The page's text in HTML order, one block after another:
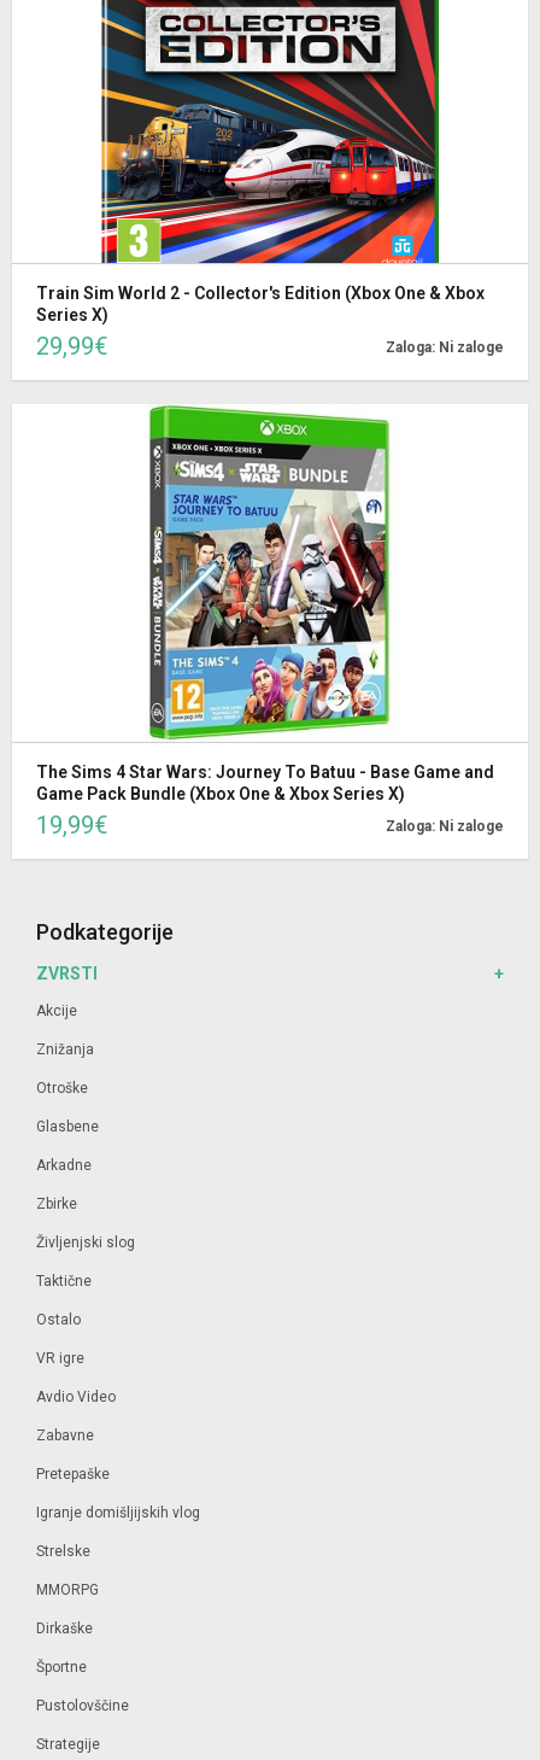
Train Sim World 2 - Collector's Edition (Xbox One & Xbox
Series X)
29,99€ Zaloga: Ni zaloge
The Sims 4 Star Wars: Journey To Batuu - Base Game and
Game Pack Bundle (Xbox One & Xbox Series X)
19,99€ Zaloga: Ni zaloge
Podkategorije
ZVRSTI
Akcije
Znižanja
Otroške
Glasbene
Arkadne
Zbirke
Življenjski slog
Taktične
Ostalo
VR igre
Avdio Video
Zabavne
Pretepaške
Igranje domišljijskih vlog
Strelske
MMORPG
Dirkaške
Športne
Pustolovščine
Strategije